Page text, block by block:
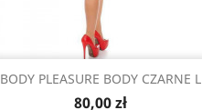
Szybki podgląd
BODY PLEASURE BODY CZARNE L
80,00 zł